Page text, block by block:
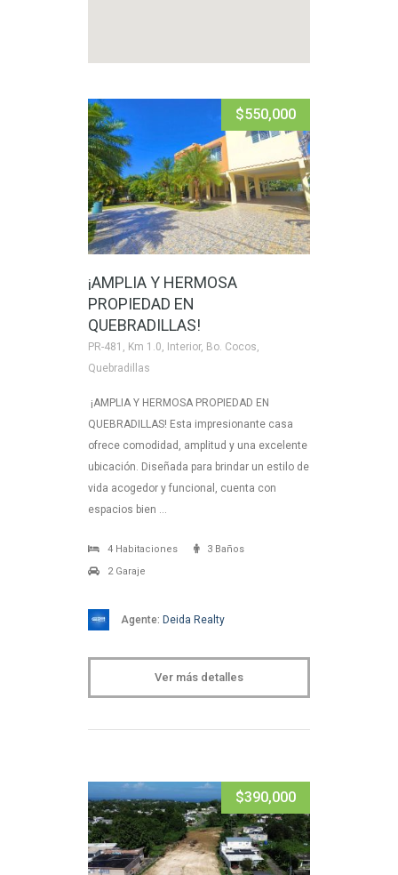
$550,000
¡AMPLIA Y HERMOSA
PROPIEDAD EN
QUEBRADILLAS!
PR-481, Km 1.0, Interior, Bo. Cocos,
Quebradillas
¡AMPLIA Y HERMOSA PROPIEDAD EN
QUEBRADILLAS! Esta impresionante casa
ofrece comodidad, amplitud y una excelente
ubicación. Diseñada para brindar un estilo de
vida acogedor y funcional, cuenta con
espacios bien …
4 Habitaciones
3 Baños
2 Garaje
Agente: Deida Realty
Ver más detalles
$390,000